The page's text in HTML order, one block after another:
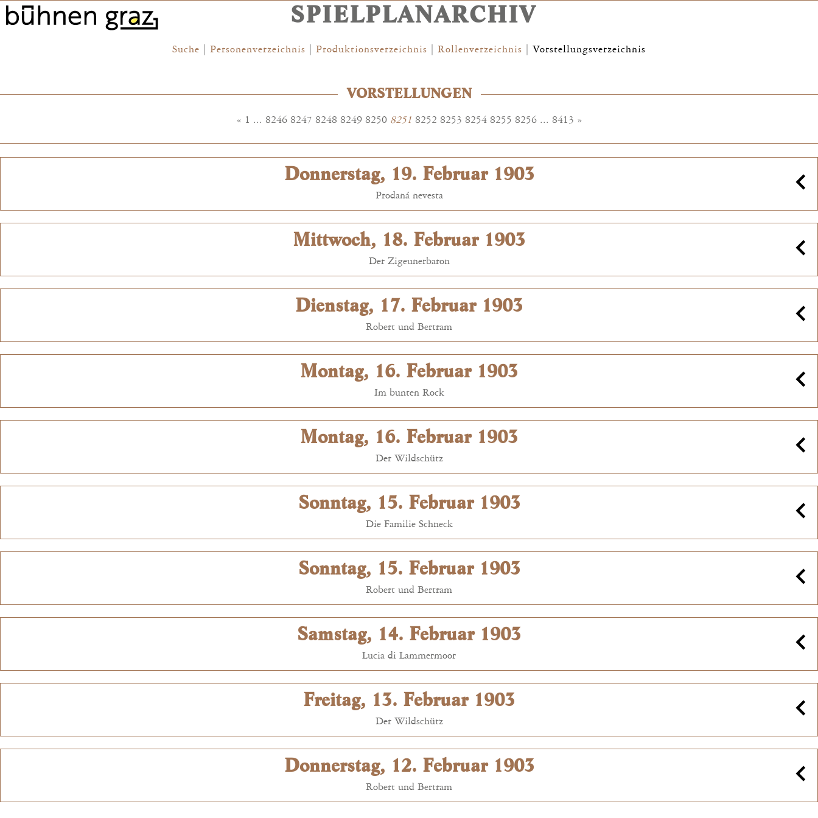
SPIELPLANARCHIV
Suche Personenverzeichnis Produktionsverzeichnis Rollenverzeichnis Vorstellungsverzeichnis
VORSTELLUNGEN
« 1 ... 8246 8247 8248 8249 8250 8251 8252 8253 8254 8255 8256... 8413 »
Donnerstag, 19. Februar 1903
Prodaná nevesta
Mittwoch, 18. Februar 1903
Der Zigeunerbaron
Dienstag, 17. Februar 1903
Robert und Bertram
Montag, 16. Februar 1903
Im bunten Rock
Montag, 16. Februar 1903
Der Wildschütz
Sonntag, 15. Februar 1903
Die Familie Schneck
Sonntag, 15. Februar 1903
Robert und Bertram
Samstag, 14. Februar 1903
Lucia di Lammermoor
Freitag, 13. Februar 1903
Der Wildschütz
Donnerstag, 12. Februar 1903
Robert und Bertram